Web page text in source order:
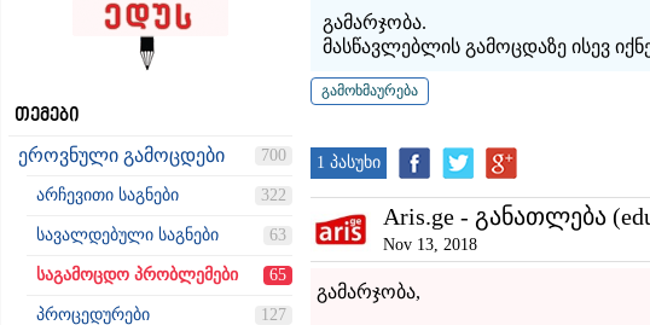
თემები
ეროვნული გამოცდები 700
არჩევითი საგნები 322
სავალდებული საგნები 63
საგამოცდო პრობლემები 65
პროცედურები 127
გამარჯობა.
მასწავლებლის გამოცდაზე ისევ
1 პასუხი
Aris.ge - განათლება
გამარჯობა,
Nov 13, 2018